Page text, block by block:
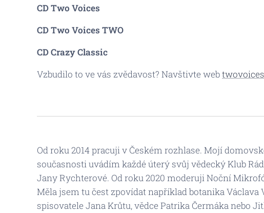
CDTwo Voices
CD Two Voices TWO
CDCrazy Classic
Vzbudilo to ve vás zvědavost? Navštivte web
Od roku 2014 pracuji v Českém rozhlase. Mojí
současnosti uvádím každé úterý svůj vědecký Klub
Jany Rychterové. Od roku 2020 moderuji Noční
Měla jsem tu čest zpovídat například botanika Václava
spisovatele Jana Krůtu, vědce Patrika Čermáka nebo